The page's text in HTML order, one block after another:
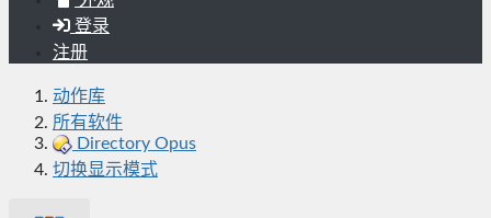
登录
注册
动作库
所有软件
Directory Opus
切换显示模式